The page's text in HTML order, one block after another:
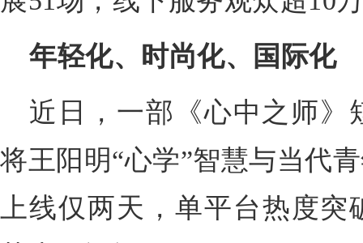
年轻化、时尚化、国际化
近日，一部《心中之师》
将王阳明“心学”智慧与当代
上线仅两天，单平台热度